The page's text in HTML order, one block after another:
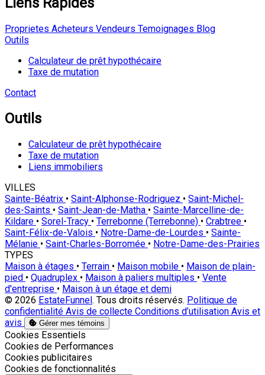
Proprietes Acheteurs Vendeurs Temoignages Blog
Outils
Calculateur de prêt hypothécaire
Taxe de mutation
Contact
Outils
Calculateur de prêt hypothécaire
Taxe de mutation
Liens immobiliers
VILLES
Sainte-Béatrix • Saint-Alphonse-Rodriguez • Saint-Michel-
des-Saints • Saint-Jean-de-Matha • Sainte-Marcelline-de-
Kildare • Sorel-Tracy • Terrebonne (Terrebonne) • Crabtree •
Saint-Félix-de-Valois • Notre-Dame-de-Lourdes • Sainte-
Mélanie • Saint-Charles-Borromée • Notre-Dame-des-Prairies
TYPES
Maison à étages • Terrain • Maison mobile • Maison de plain-
pied • Quadruplex • Maison à paliers multiples • Vente
d'entreprise • Maison à un étage et demi
© 2026 EstateFunnel. Tous droits réservés. Politique de
confidentialité Avis de collecte Conditions d’utilisation Avis et
avis
Gérer mes témoins
Activer
Cookies Essentiels
Activer
Cookies de Performances
Activer
Cookies publicitaires
Activer
Cookies de fonctionnalités